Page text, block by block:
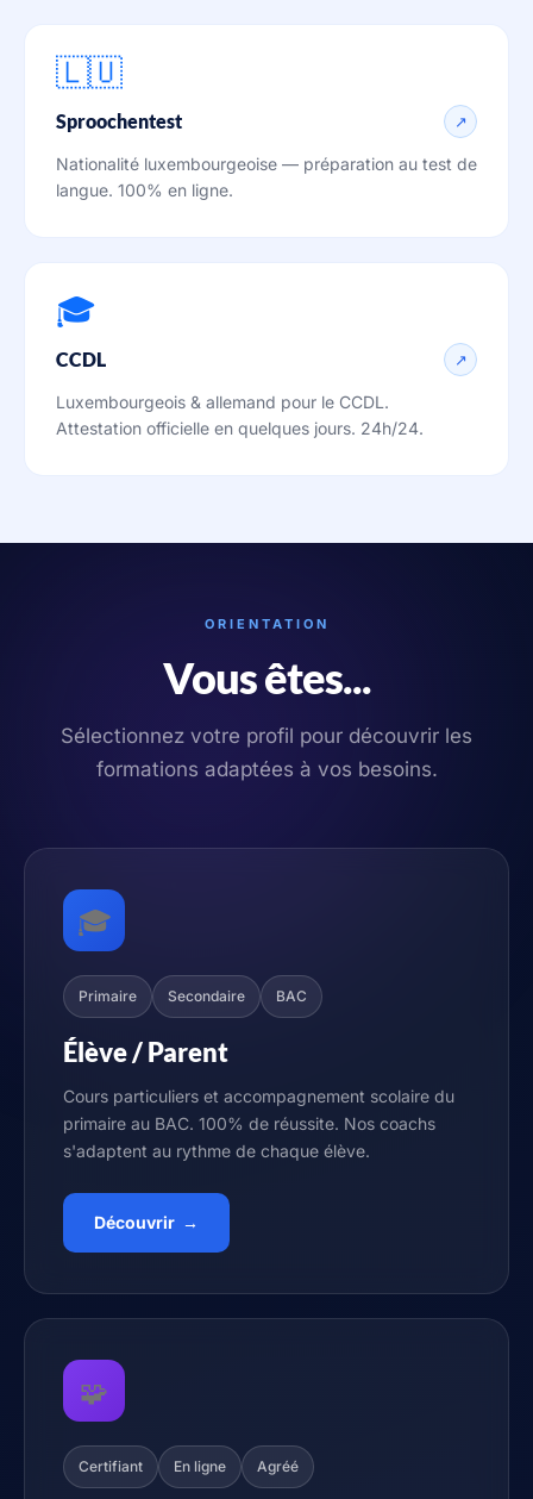
🇱🇺
Sproochentest ↗
Nationalité luxembourgeoise — préparation au test de
langue. 100% en ligne.
🎓
CCDL ↗
Luxembourgeois & allemand pour le CCDL.
Attestation officielle en quelques jours. 24h/24.
ORIENTATION
Vous êtes...
Sélectionnez votre profil pour découvrir les
formations adaptées à vos besoins.
🎓
Primaire Secondaire BAC
Élève / Parent
Cours particuliers et accompagnement scolaire du
primaire au BAC. 100% de réussite. Nos coachs
s'adaptent au rythme de chaque élève.
Découvrir →
🧩
Certifiant En ligne Agréé